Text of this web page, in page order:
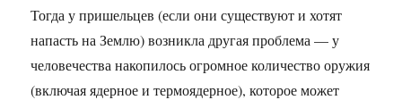
Тогда у пришельцев (если они существуют и хотят
напасть на Землю) возникла другая проблема — у
человечества накопилось огромное количество оружия
(включая ядерное и термоядерное), которое может